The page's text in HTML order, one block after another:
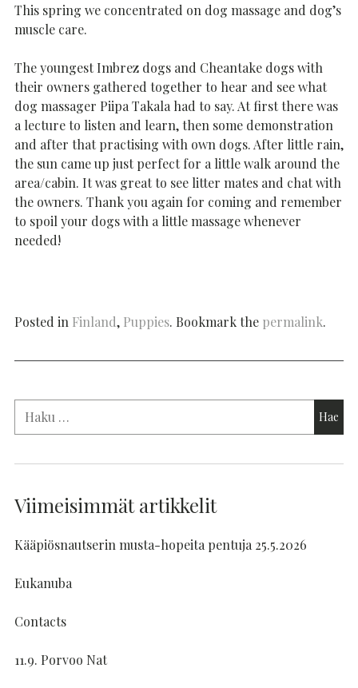
This spring we concentrated on dog massage and dog’s
muscle care.
The youngest Imbrez dogs and Cheantake dogs with
their owners gathered together to hear and see what
dog massager Piipa Takala had to say. At first there was
a lecture to listen and learn, then some demonstration
and after that practising with own dogs. After little rain,
the sun came up just perfect for a little walk around the
area/cabin. It was great to see litter mates and chat with
the owners. Thank you again for coming and remember
to spoil your dogs with a little massage whenever
needed!
Posted in Finland, Puppies. Bookmark the permalink.
Viimeisimmät artikkelit
Kääpiösnautserin musta-hopeita pentuja 25.5.2026
Eukanuba
Contacts
11.9. Porvoo Nat